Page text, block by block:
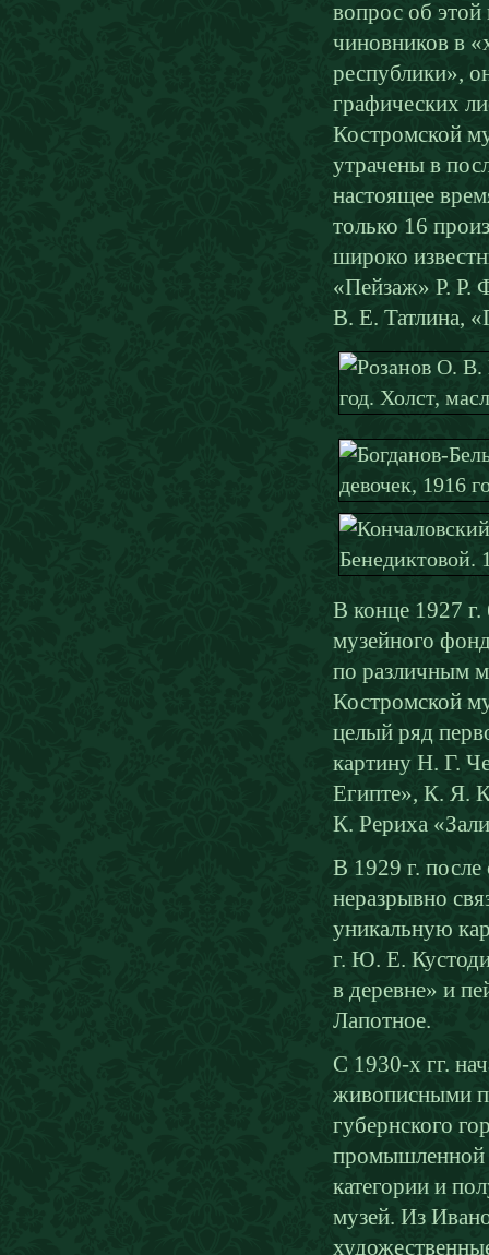
вопрос об этой
чиновников в
республики»,
графических
Костромской
утрачены в
настоящее
только 16
широко
«Пейзаж» Р. Р.
В. Е. Татлина,
В конце 1927
музейного
по различным
Костромской
целый ряд
картину Н. Г.
Египте», К. Я.
К. Рериха
В 1929 г.
неразрывно
уникальную
г. Ю. Е.
в деревне» и
Лапотное.
С 1930-х гг.
живописными
губернского
промышленной
категории и
музей. Из